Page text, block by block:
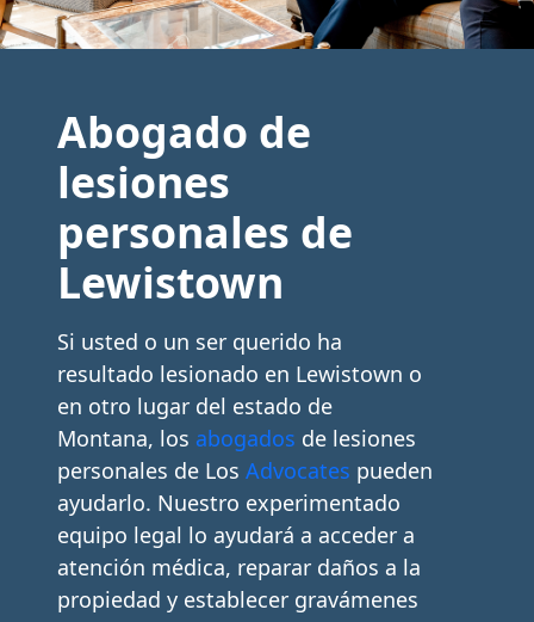
Abogado de
lesiones
personales de
Lewistown
Si usted o un ser querido ha
resultado lesionado en Lewistown o
en otro lugar del estado de
Montana, los abogados de lesiones
personales de Los Advocates pueden
ayudarlo. Nuestro experimentado
equipo legal lo ayudará a acceder a
atención médica, reparar daños a la
propiedad y establecer gravámenes